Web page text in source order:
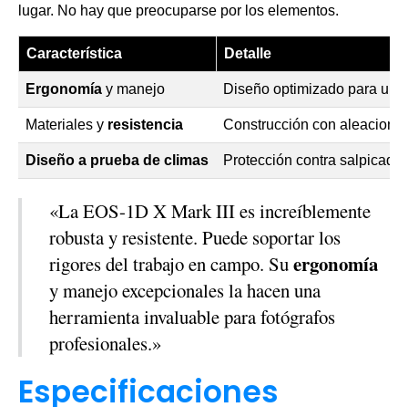
lugar. No hay que preocuparse por los elementos.
Característica Detalle
Ergonomía y manejo Diseño optimizado para un
Materiales y resistencia Construcción con
Diseño a prueba de climas Protección contra
«La EOS-1D X Mark III es increíblemente
robusta y resistente. Puede soportar los
rigores del trabajo en campo. Suergonomía
y manejo excepcionales la hacen una
herramienta invaluable para fotógrafos
profesionales.»
Especificaciones